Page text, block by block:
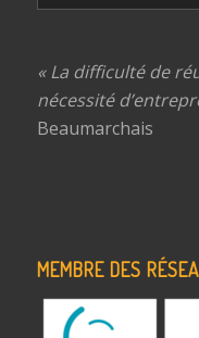
« La difficulté de
nécessité
Beaumarchais
MEMBRE DES